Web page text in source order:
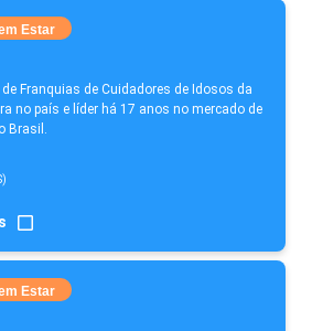
Estar
Franquias de Cuidadores de Idosos da
no país e líder há 17 anos no mercado de
Brasil.
Estar